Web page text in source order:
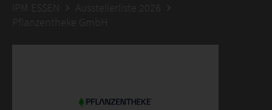
IPM ESSEN
Ausstellerliste 2026
Pflanzentheke GmbH